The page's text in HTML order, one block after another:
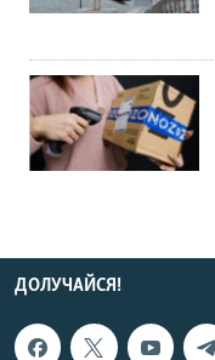
ДОЛУЧАЙСЯ!